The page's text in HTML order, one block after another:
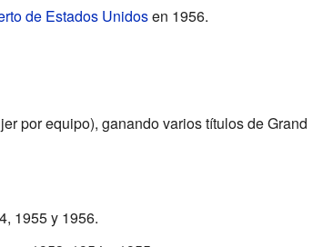
de Estados Unidosen 1956.
por equipo), ganando varios títulos de Grand
1955 y 1956.